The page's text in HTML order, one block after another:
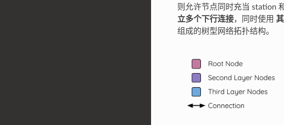
则允许节点同时充当 station
立多个下行连接，同时使用
组成的树型网络拓扑结构。